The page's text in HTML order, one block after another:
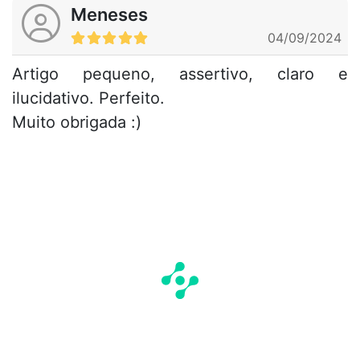
Meneses
04/09/2024
Artigo pequeno, assertivo, claro e
ilucidativo. Perfeito.
Muito obrigada :)